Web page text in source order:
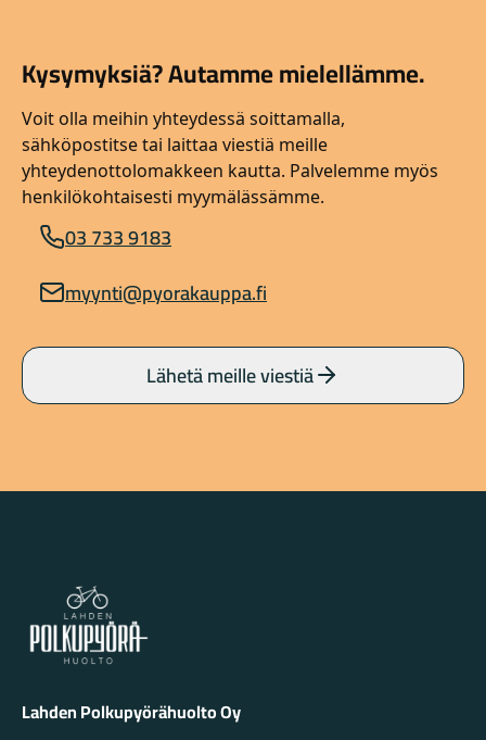
Kysymyksiä? Autamme mielellämme.
Voit olla meihin yhteydessä soittamalla,
sähköpostitse tai laittaa viestiä meille
yhteydenottolomakkeen kautta. Palvelemme myös
henkilökohtaisesti myymälässämme.
03 733 9183
myynti@pyorakauppa.fi
Lähetä meille viestiä
Lahden Polkupyörähuolto - etusivulle
Lahden Polkupyörähuolto Oy